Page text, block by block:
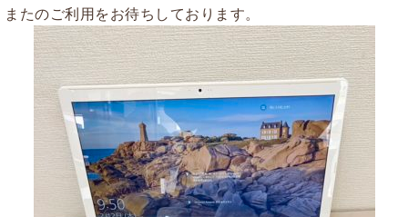
またのご利用をお待ちしております。